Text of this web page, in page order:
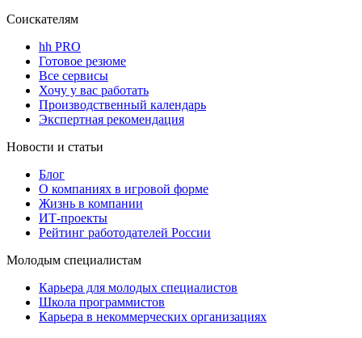
Соискателям
hh PRO
Готовое резюме
Все сервисы
Хочу у вас работать
Производственный календарь
Экспертная рекомендация
Новости и статьи
Блог
О компаниях в игровой форме
Жизнь в компании
ИТ-проекты
Рейтинг работодателей России
Молодым специалистам
Карьера для молодых специалистов
Школа программистов
Карьера в некоммерческих организациях